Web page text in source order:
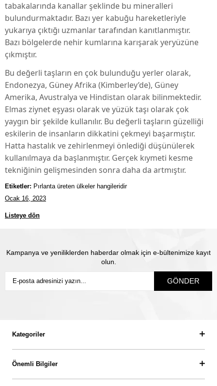
tabakalarında kanallar şeklinde bu mineralleri
bulundurmaktadır. Bazı yer kabuğu hareketleriyle
yukarıya çıktığı uzmanlar tarafından kanıtlanmıştır.
Bazı bölgelerde nehir kumlarına karışarak yeryüzüne
çıkmıştır.
Bu değerli taşların en çok bulunduğu yerler olarak,
Endonezya, Güney Afrika (Kimberley’de), Güney
Amerika, Avustralya ve Hindistan olarak bilinmektedir.
Elmas ziynet eşyası olarak ve yüzük taşı olarak çok
yaygın bir şekilde kullanılır. Bu değerli taşların güzelliği
eskilerin de insanların dikkatini çekmeyi başarmıştır.
Hatta hastalık ve zehirlenmeyi önlediği düşünülerek
kullanılmaya da başlanmıştır. Gerçek kıymeti kesme
tekniğinin gelişmesinden sonra daha da artmıştır.
Etiketler: Pırlanta üreten ülkeler hangileridir
Ocak 16, 2023
Listeye dön
Kampanya ve yeniliklerden haberdar olmak için e-bültenimize kayıt
olun.
GÖNDER
Kategoriler
Önemli Bilgiler